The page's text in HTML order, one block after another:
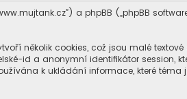
a phpBB („phpBB
několik cookies, což jsou malé
id a anonymní identifikátor session,
k ukládání informace, které téma